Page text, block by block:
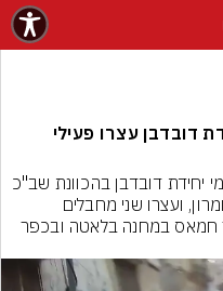
דובדבן עצרו פעילי